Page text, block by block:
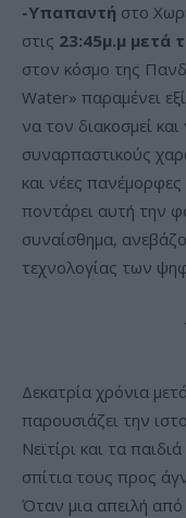
-Υπαπαντή στο
στις 23:45μ.μ μετά
στον κόσμο της
Water» παραμένει
να τον διακοσμεί
συναρπαστικούς
και νέες
ποντάρει αυτή την
συναίσθημα,
τεχνολογίας των
Δεκατρία χρόνια
παρουσιάζει την
Νεϊτίρι και τα
σπίτια τους προς
Όταν μια απειλή